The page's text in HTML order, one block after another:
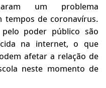
um problema
tempos de coronavírus.
poder público são
na internet, o que
afetar a relação de
neste momento de